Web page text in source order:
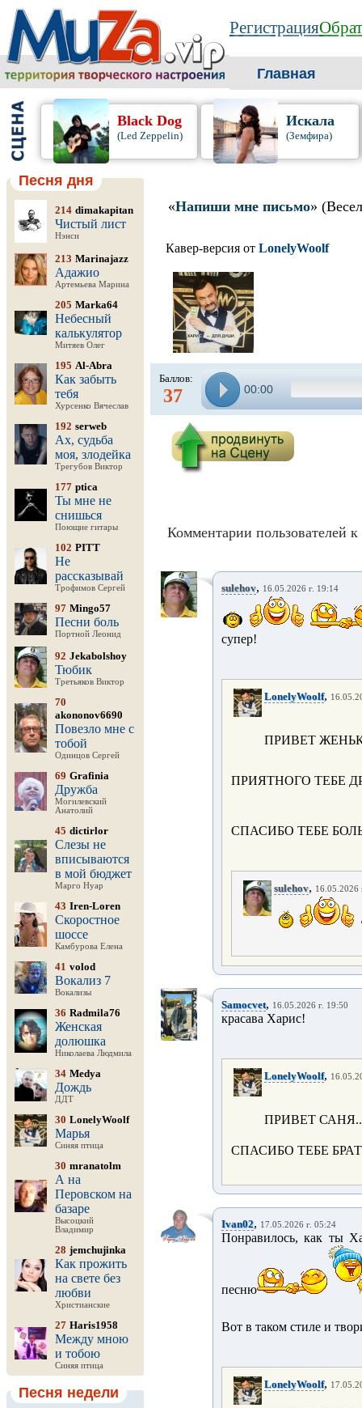
Регистрация
Главная
Black Dog
(Led Zeppelin)
Искала
(Земфира)
Песня дня
214 dimakapitan
Чистый лист
Нэнси
213 Marinajazz
Адажио
Артемьева Марина
205 Marka64
Небесный
калькулятор
Митяев Олег
195 Al-Abra
Как забыть
тебя
Хурсенко Вячеслав
192 serweb
Ах, судьба
моя, злодейка
Трегубов Виктор
177 ptica
Ты мне не
снишься
Поющие гитары
102 PITT
Не
рассказывай
Трофимов Сергей
97 Mingo57
Песни боль
Портной Леонид
92 Jekabolshoy
Тюбик
Третьяков Виктор
70
akononov6690
Повезло мне с
тобой
Одинцов Сергей
69 Grafinia
Дружба
Могилевский
Анатолий
45 dictirlor
Слезы не
вписываются
в мой бюджет
Марго Нуар
43 Iren-Loren
Скоростное
шоссе
Камбурова Елена
41 volod
Вокализ 7
Вокализы
36 Radmila76
Женская
долюшка
Николаева Людмила
34 Medya
Дождь
ДДТ
30 LonelyWoolf
Марья
Синяя птица
30 mranatolm
А на
Перовском на
базаре
Высоцкий
Владимир
28 jemchujinka
Как прожить
на свете без
любви
Христианские
27 Haris1958
Между мною
и тобою
Синяя птица
Песня недели
«Напиши мне письмо»
Кавер-версия от LonelyWoolf
Баллов:
37 00:00
Комментарии пользователей к
sulehov, 16.05.2026 г. 19:14
супер!
LonelyWoolf,
ПРИВЕТ
ПРИЯТНОГО ТЕБЕ
СПАСИБО ТЕБЕ
sulehov, 16.05.2026
Samocvet, 16.05.2026 г. 19:50
красава Харис!
LonelyWoolf,
ПРИВЕТ
СПАСИБО ТЕБЕ
Ivan02, 17.05.2026 г. 05:24
Понравилось, как ты
песню
Вот в таком стиле и
LonelyWoolf,